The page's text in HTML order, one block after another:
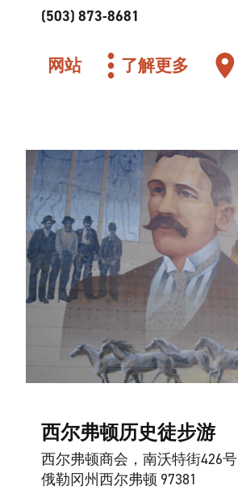
(503) 873-8681
网站 了解更多
西尔弗顿历史徒步游
西尔弗顿商会，南沃特街426号
俄勒冈州西尔弗顿 97381